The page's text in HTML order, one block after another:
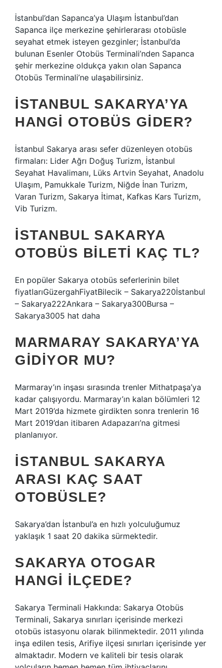
İstanbul’dan Sapanca’ya Ulaşım İstanbul’dan
Sapanca ilçe merkezine şehirlerarası otobüsle
seyahat etmek isteyen gezginler; İstanbul’da
bulunan Esenler Otobüs Terminali’nden Sapanca
şehir merkezine oldukça yakın olan Sapanca
Otobüs Terminali’ne ulaşabilirsiniz.
İSTANBUL SAKARYA’YA
HANGI OTOBÜS GIDER?
İstanbul Sakarya arası sefer düzenleyen otobüs
firmaları: Lider Ağrı Doğuş Turizm, İstanbul
Seyahat Havalimanı, Lüks Artvin Seyahat, Anadolu
Ulaşım, Pamukkale Turizm, Niğde İnan Turizm,
Varan Turizm, Sakarya İtimat, Kafkas Kars Turizm,
Vib Turizm.
İSTANBUL SAKARYA
OTOBÜS BILETI KAÇ TL?
En popüler Sakarya otobüs seferlerinin bilet
fiyatlarıGüzergahFiyatBilecik – Sakarya220İstanbul
– Sakarya222Ankara – Sakarya300Bursa –
Sakarya3005 hat daha
MARMARAY SAKARYA’YA
GIDIYOR MU?
Marmaray’ın inşası sırasında trenler Mithatpaşa’ya
kadar çalışıyordu. Marmaray’ın kalan bölümleri 12
Mart 2019’da hizmete girdikten sonra trenlerin 16
Mart 2019’dan itibaren Adapazarı’na gitmesi
planlanıyor.
İSTANBUL SAKARYA
ARASI KAÇ SAAT
OTOBÜSLE?
Sakarya’dan İstanbul’a en hızlı yolculuğumuz
yaklaşık 1 saat 20 dakika sürmektedir.
SAKARYA OTOGAR
HANGI ILÇEDE?
Sakarya Terminali Hakkında: Sakarya Otobüs
Terminali, Sakarya sınırları içerisinde merkezi
otobüs istasyonu olarak bilinmektedir. 2011 yılında
inşa edilen tesis, Arifiye ilçesi sınırları içerisinde yer
almaktadır. Modern ve kaliteli bir tesis olarak